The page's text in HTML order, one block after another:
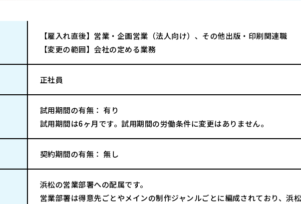
【雇入れ直後】営業・企画営業（法人向け）、その他出版・印刷関連職
【変更の範囲】会社の定める業務
正社員
試用期間の有無： 有り
試用期間は6ヶ月です。試用期間の労働条件に変更はありません。
契約期間の有無： 無し
浜松の営業部署への配属です。
営業部署は得意先ごとやメインの制作ジャンルごとに編成されており、浜